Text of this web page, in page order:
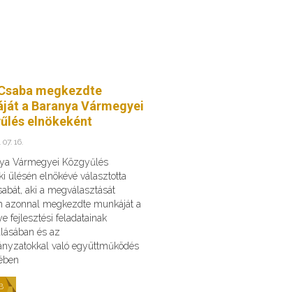
megkezdte
a Baranya Vármegyei
elnökeként
16.
Vármegyei Közgyűlés
ülésén elnökévé választotta
aki a megválasztását
azonnal megkezdte munkáját a
fejlesztési feladatainak
és az
való együttműködés